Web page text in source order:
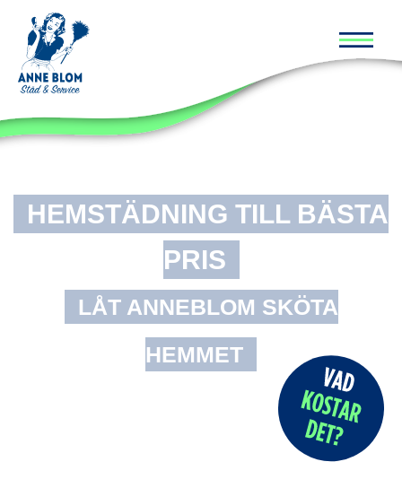
HEMSTÄDNING TILL BÄSTA
PRIS
LÅT ANNEBLOM SKÖTA
HEMMET